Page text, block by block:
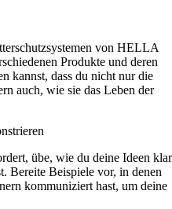
von HELLA
Produkte und deren
kannst, dass du nicht nur die
auch, wie sie das Leben der
übe, wie du deine Ideen klar
Bereite Beispiele vor, in denen
kommuniziert hast, um deine